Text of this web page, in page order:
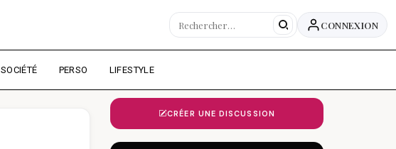
CONNEXION
SOCIÉTÉ PERSO LIFESTYLE
CRÉER UNE DISCUSSION